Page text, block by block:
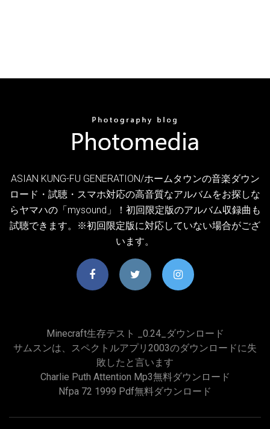
ASIAN KUNG-FU GENERATION/ホームタウンの音楽ダウン
ロード・試聴・スマホ対応の高音質なアルバムをお探しな
らヤマハの「mysound」！初回限定版のアルバム収録曲も
試聴できます。※初回限定版に対応していない場合がござ
います。
Minecraft生存テスト _0.24_ダウンロード
サムスンは、スペクトルアプリ2003のダウンロードに失
敗したと言います
Charlie Puth Attention Mp3無料ダウンロード
Nfpa 72 1999 Pdf無料ダウンロード